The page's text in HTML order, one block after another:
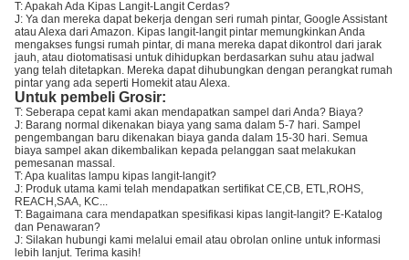
T: Apakah Ada Kipas Langit-Langit Cerdas?
J: Ya dan mereka dapat bekerja dengan seri rumah pintar, Google Assistant
atau Alexa dari Amazon. Kipas langit-langit pintar memungkinkan Anda
mengakses fungsi rumah pintar, di mana mereka dapat dikontrol dari jarak
jauh, atau diotomatisasi untuk dihidupkan berdasarkan suhu atau jadwal
yang telah ditetapkan. Mereka dapat dihubungkan dengan perangkat rumah
pintar yang ada seperti Homekit atau Alexa.
Untuk pembeli Grosir:
T: Seberapa cepat kami akan mendapatkan sampel dari Anda? Biaya?
J: Barang normal dikenakan biaya yang sama dalam 5-7 hari. Sampel
pengembangan baru dikenakan biaya ganda dalam 15-30 hari. Semua
biaya sampel akan dikembalikan kepada pelanggan saat melakukan
pemesanan massal.
T: Apa kualitas lampu kipas langit-langit?
J: Produk utama kami telah mendapatkan sertifikat CE,CB, ETL,ROHS,
REACH,SAA, KC...
T: Bagaimana cara mendapatkan spesifikasi kipas langit-langit? E-Katalog
dan Penawaran?
J: Silakan hubungi kami melalui email atau obrolan online untuk informasi
lebih lanjut. Terima kasih!